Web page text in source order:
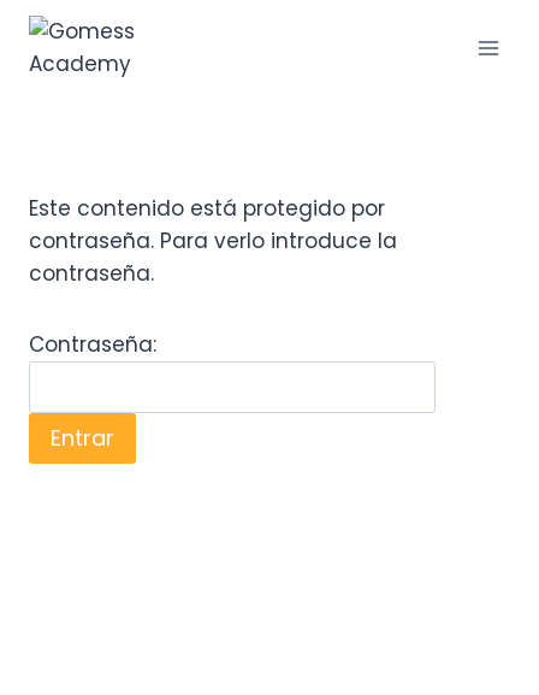
Saltar
contenido
Este contenido está protegido por
contraseña. Para verlo introduce la
contraseña.
Contraseña: